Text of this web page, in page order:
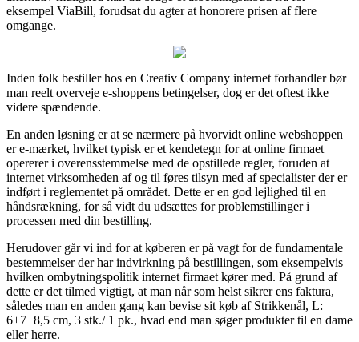
eksempel ViaBill, forudsat du agter at honorere prisen af flere
omgange.
Inden folk bestiller hos en Creativ Company internet forhandler bør
man reelt overveje e-shoppens betingelser, dog er det oftest ikke
videre spændende.
En anden løsning er at se nærmere på hvorvidt online webshoppen
er e-mærket, hvilket typisk er et kendetegn for at online firmaet
opererer i overensstemmelse med de opstillede regler, foruden at
internet virksomheden af og til føres tilsyn med af specialister der er
indført i reglementet på området. Dette er en god lejlighed til en
håndsrækning, for så vidt du udsættes for problemstillinger i
processen med din bestilling.
Herudover går vi ind for at køberen er på vagt for de fundamentale
bestemmelser der har indvirkning på bestillingen, som eksempelvis
hvilken ombytningspolitik internet firmaet kører med. På grund af
dette er det tilmed vigtigt, at man når som helst sikrer ens faktura,
således man en anden gang kan bevise sit køb af Strikkenål, L:
6+7+8,5 cm, 3 stk./ 1 pk., hvad end man søger produkter til en dame
eller herre.